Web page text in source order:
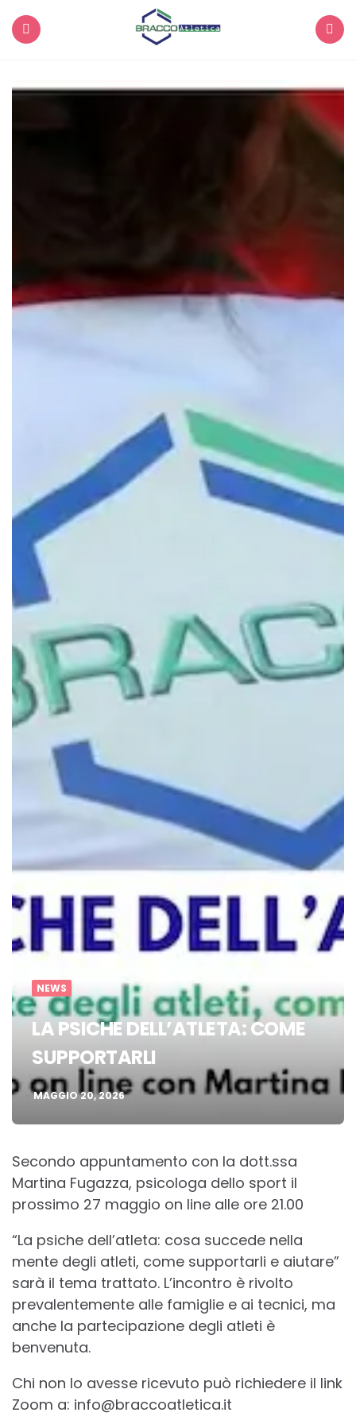
NEWS
LA PSICHE DELL’ATLETA: COME
SUPPORTARLI
MAGGIO 20, 2026
Secondo appuntamento con la dott.ssa
Martina Fugazza, psicologa dello sport il
prossimo 27 maggio on line alle ore 21.00
“La psiche dell’atleta: cosa succede nella
mente degli atleti, come supportarli e aiutare”
sarà il tema trattato. L’incontro è rivolto
prevalentemente alle famiglie e ai tecnici, ma
anche la partecipazione degli atleti è
benvenuta.
Chi non lo avesse ricevuto può richiedere il link
Zoom a: info@braccoatletica.it